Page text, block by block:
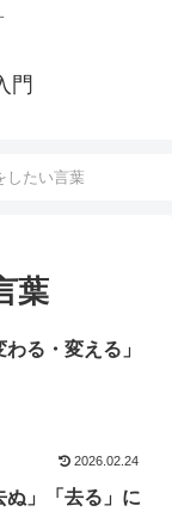
門
したい言葉
葉
る・変える」
2026.02.24
ぬ」「去る」に